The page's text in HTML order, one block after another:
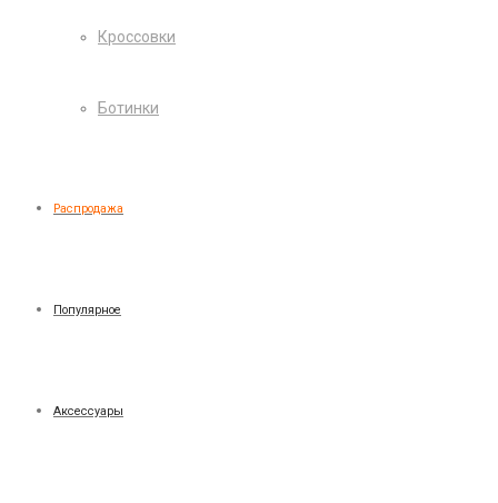
Кроссовки
Ботинки
Распродажа
Популярное
Аксессуары